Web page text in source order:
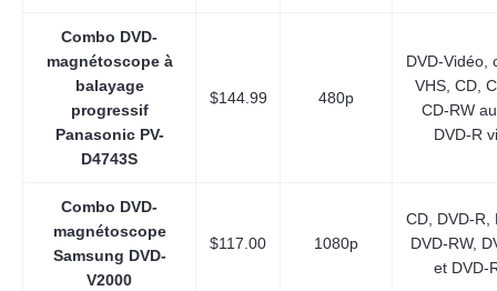
Combo DVD-
magnétoscope à
balayage
progressif
Panasonic PV-
D4743S
$144.99 480p
DVD-Vidéo,
VHS, CD,
CD-RW
DVD-R
Combo DVD-
magnétoscope
Samsung DVD-
V2000
$117.00 1080p
CD, DVD-R,
DVD-RW,
et DVD-